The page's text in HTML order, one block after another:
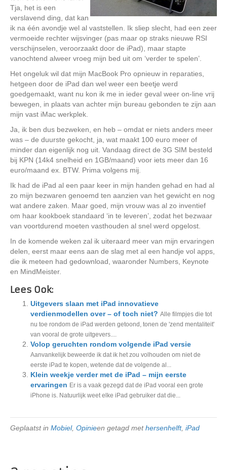
Tja, het is een
verslavend ding, dat kan
ik na één avondje wel al vaststellen. Ik sliep slecht, had een zeer
vermoeide rechter wijsvinger (pas maar op straks nieuwe RSI
verschijnselen, veroorzaakt door de iPad), maar stapte
vanochtend alweer vroeg mijn bed uit om ‘verder te spelen’.
Het ongeluk wil dat mijn MacBook Pro opnieuw in reparaties,
hetgeen door de iPad dan wel weer een beetje werd
goedgemaakt, want nu kon ik me in ieder geval weer on-line vrij
bewegen, in plaats van achter mijn bureau gebonden te zijn aan
mijn vast iMac werkplek.
Ja, ik ben dus bezweken, en heb – omdat er niets anders meer
was – de duurste gekocht, ja, wat maakt 100 euro meer of
minder dan eigenlijk nog uit. Vandaag direct de 3G SIM besteld
bij KPN (14k4 snelheid en 1GB/maand) voor iets meer dan 16
euro/maand ex. BTW. Prima volgens mij.
Ik had de iPad al een paar keer in mijn handen gehad en had al
zo mijn bezwaren genoemd ten aanzien van het gewicht en nog
wat andere zaken. Maar goed, mijn vrouw was al zo inventief
om haar kookboek standaard ‘in te leveren’, zodat het bezwaar
van voortdurend moeten vasthouden al snel werd opgelost.
In de komende weken zal ik uiteraard meer van mijn ervaringen
delen, eerst maar eens aan de slag met al een handje vol apps,
die ik meteen had gedownload, waaronder Numbers, Keynote
en MindMeister.
Lees Ook:
Uitgevers slaan met iPad innovatieve
verdienmodellen over – of toch niet? Alle filmpjes die tot
nu toe rondom de iPad werden getoond, tonen de 'zend mentaliteit'
van vooral de grote uitgevers....
Volop geruchten rondom volgende iPad versie
Aanvankelijk beweerde ik dat ik het zou volhouden om niet de
eerste iPad te kopen, wetende dat de volgende al...
Klein weekje verder met de iPad – mijn eerste
ervaringen Er is a vaak gezegd dat de iPad vooral een grote
iPhone is. Natuurlijk weet elke iPad gebruiker dat die...
Geplaatst in Mobiel, Opinieen getagd methersenhelft, iPad